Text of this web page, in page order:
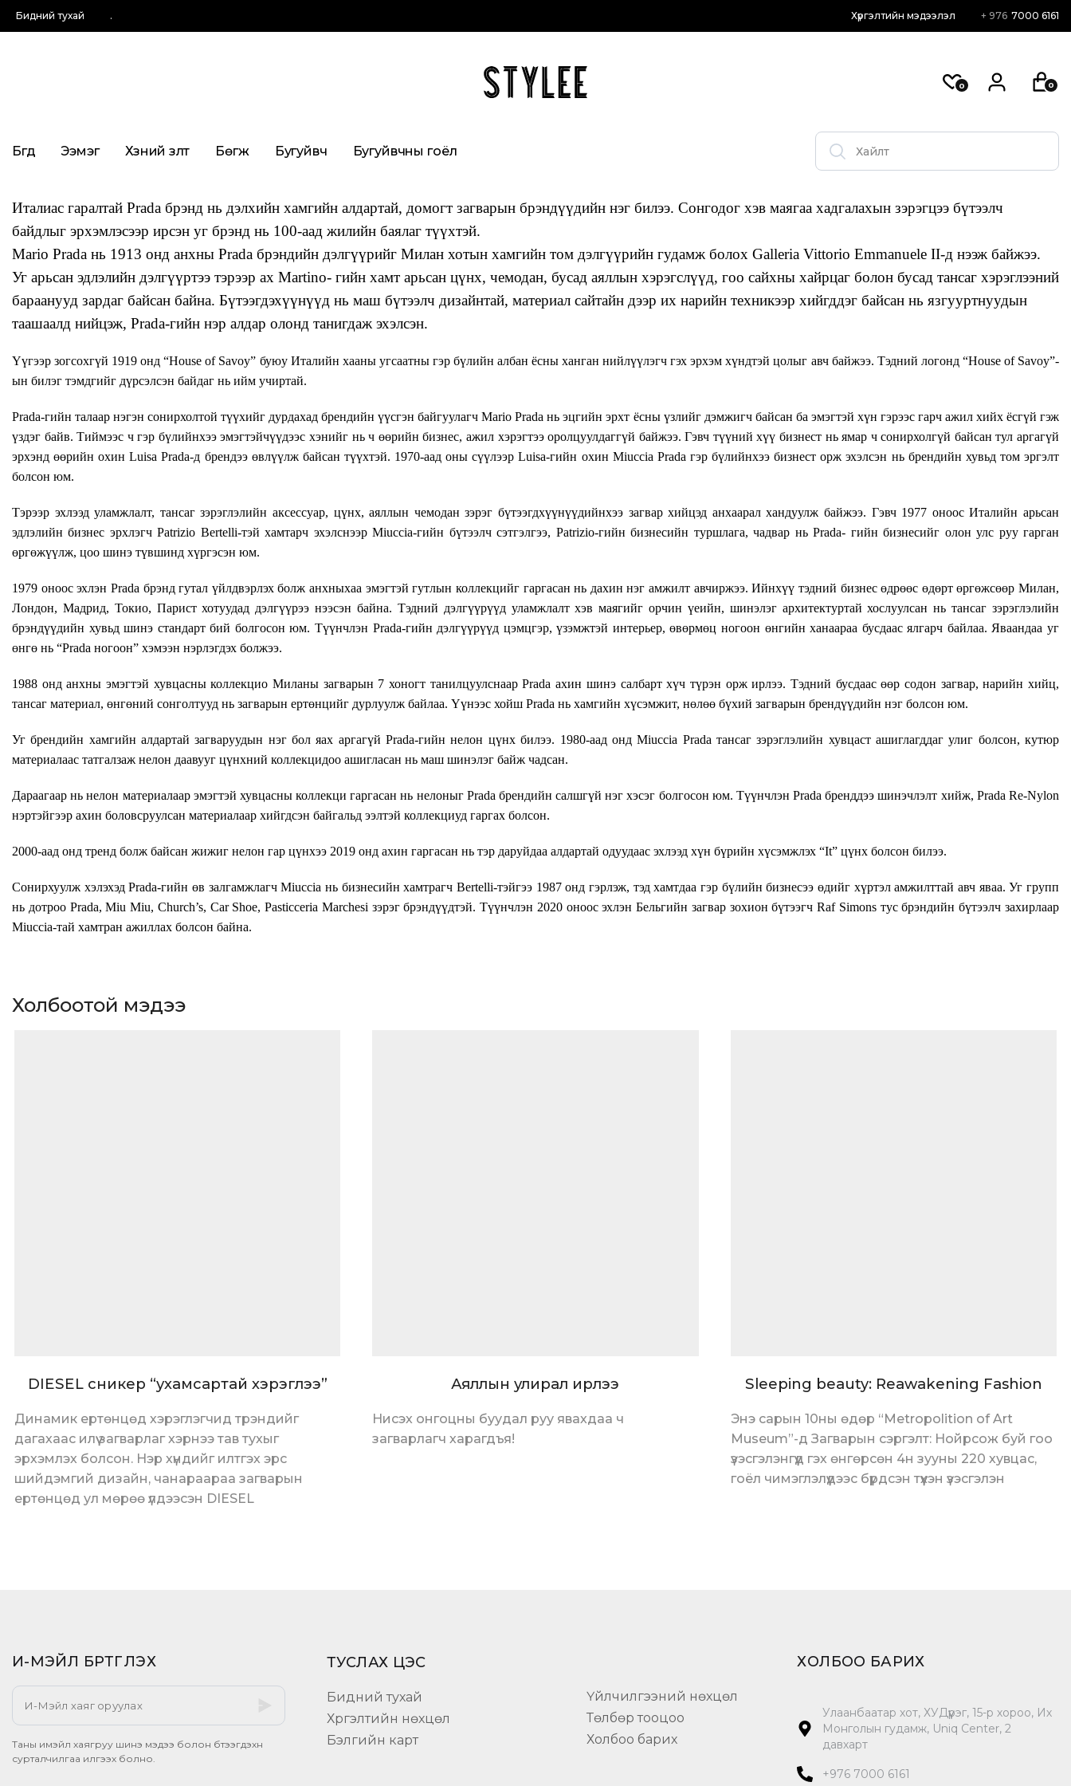
Бидний тухай . Хүргэлтийн мэдээлэл + 976 7000 6161
0 0
Бүгд Ээмэг Хүзүүний зүүлт Бөгж Бугуйвч Бугуйвчны гоёл
Италиас гаралтай Prada брэнд нь дэлхийн хамгийн алдартай, домогт загварын брэндүүдийн нэг билээ. Сонгодог хэв маягаа хадгалахын зэрэгцээ бүтээлч
байдлыг эрхэмлэсээр ирсэн уг брэнд нь 100-аад жилийн баялаг түүхтэй.
Mario Prada нь 1913 онд анхны Prada брэндийн дэлгүүрийг Милан хотын хамгийн том дэлгүүрийн гудамж болох Galleria Vittorio Emmanuele II-д нээж байжээ.
Уг арьсан эдлэлийн дэлгүүртээ тэрээр ах Martino- гийн хамт арьсан цүнх, чемодан, бусад аяллын хэрэгслүүд, гоо сайхны хайрцаг болон бусад тансаг хэрэглээний
бараанууд зардаг байсан байна. Бүтээгдэхүүнүүд нь маш бүтээлч дизайнтай, материал сайтайн дээр их нарийн техникээр хийгддэг байсан нь язгууртнуудын
таашаалд нийцэж, Prada-гийн нэр алдар олонд танигдаж эхэлсэн.
Үүгээр зогсохгүй 1919 онд “House of Savoy” буюу Италийн хааны угсаатны гэр бүлийн албан ёсны ханган нийлүүлэгч гэх эрхэм хүндтэй цолыг авч байжээ. Тэдний логонд “House of Savoy”-
ын билэг тэмдгийг дүрсэлсэн байдаг нь ийм учиртай.
Prada-гийн талаар нэгэн сонирхолтой түүхийг дурдахад брендийн үүсгэн байгуулагч Mario Prada нь эцгийн эрхт ёсны үзлийг дэмжигч байсан ба эмэгтэй хүн гэрээс гарч ажил хийх ёсгүй гэж
үздэг байв. Тиймээс ч гэр бүлийнхээ эмэгтэйчүүдээс хэнийг нь ч өөрийн бизнес, ажил хэрэгтээ оролцуулдаггүй байжээ. Гэвч түүний хүү бизнест нь ямар ч сонирхолгүй байсан тул аргагүй
эрхэнд өөрийн охин Luisa Prada-д брендээ өвлүүлж байсан түүхтэй. 1970-аад оны сүүлээр Luisa-гийн охин Miuccia Prada гэр бүлийнхээ бизнест орж эхэлсэн нь брендийн хувьд том эргэлт
болсон юм.
Тэрээр эхлээд уламжлалт, тансаг зэрэглэлийн аксессуар, цүнх, аяллын чемодан зэрэг бүтээгдхүүнүүдийнхээ загвар хийцэд анхаарал хандуулж байжээ. Гэвч 1977 оноос Италийн арьсан
эдлэлийн бизнес эрхлэгч Patrizio Bertelli-тэй хамтарч эхэлснээр Miuccia-гийн бүтээлч сэтгэлгээ, Patrizio-гийн бизнесийн туршлага, чадвар нь Prada- гийн бизнесийг олон улс руу гарган
өргөжүүлж, цоо шинэ түвшинд хүргэсэн юм.
1979 оноос эхлэн Prada брэнд гутал үйлдвэрлэх болж анхныхаа эмэгтэй гутлын коллекцийг гаргасан нь дахин нэг амжилт авчиржээ. Ийнхүү тэдний бизнес өдрөөс өдөрт өргөжсөөр Милан,
Лондон, Мадрид, Токио, Парист хотуудад дэлгүүрээ нээсэн байна. Тэдний дэлгүүрүүд уламжлалт хэв маягийг орчин үеийн, шинэлэг архитектуртай хослуулсан нь тансаг зэрэглэлийн
брэндүүдийн хувьд шинэ стандарт бий болгосон юм. Түүнчлэн Prada-гийн дэлгүүрүүд цэмцгэр, үзэмжтэй интерьер, өвөрмөц ногоон өнгийн ханаараа бусдаас ялгарч байлаа. Яваандаа уг
өнгө нь “Prada ногоон” хэмээн нэрлэгдэх болжээ.
1988 онд анхны эмэгтэй хувцасны коллекцио Миланы загварын 7 хоногт танилцуулснаар Prada ахин шинэ салбарт хүч түрэн орж ирлээ. Тэдний бусдаас өөр содон загвар, нарийн хийц,
тансаг материал, өнгөний сонголтууд нь загварын ертөнцийг дурлуулж байлаа. Үүнээс хойш Prada нь хамгийн хүсэмжит, нөлөө бүхий загварын брендүүдийн нэг болсон юм.
Уг брендийн хамгийн алдартай загваруудын нэг бол яах аргагүй Prada-гийн нелон цүнх билээ. 1980-аад онд Miuccia Prada тансаг зэрэглэлийн хувцаст ашиглагддаг улиг болсон, кутюр
материалаас татгалзаж нелон даавууг цүнхний коллекцидоо ашигласан нь маш шинэлэг байж чадсан.
Дараагаар нь нелон материалаар эмэгтэй хувцасны коллекци гаргасан нь нелоныг Prada брендийн салшгүй нэг хэсэг болгосон юм. Түүнчлэн Prada бренддээ шинэчлэлт хийж, Prada Re-Nylon
нэртэйгээр ахин боловсруулсан материалаар хийгдсэн байгальд ээлтэй коллекциуд гаргах болсон.
2000-аад онд тренд болж байсан жижиг нелон гар цүнхээ 2019 онд ахин гаргасан нь тэр даруйдаа алдартай одуудаас эхлээд хүн бүрийн хүсэмжлэх “It” цүнх болсон билээ.
Сонирхуулж хэлэхэд Prada-гийн өв залгамжлагч Miuccia нь бизнесийн хамтрагч Bertelli-тэйгээ 1987 онд гэрлэж, тэд хамтдаа гэр бүлийн бизнесээ өдийг хүртэл амжилттай авч яваа. Уг групп
нь дотроо Prada, Miu Miu, Church’s, Car Shoe, Pasticceria Marchesi зэрэг брэндүүдтэй. Түүнчлэн 2020 оноос эхлэн Бельгийн загвар зохион бүтээгч Raf Simons тус брэндийн бүтээлч захирлаар
Miuccia-тай хамтран ажиллах болсон байна.
Холбоотой мэдээ
DIESEL сникер “ухамсартай хэрэглээ”
Динамик ертөнцөд хэрэглэгчид трэндийг
дагахаас илүү загварлаг хэрнээ тав тухыг
эрхэмлэх болсон. Нэр хүндийг илтгэх эрс
шийдэмгий дизайн, чанараараа загварын
ертөнцөд ул мөрөө үлдээсэн DIESEL
Аяллын улирал ирлээ
Нисэх онгоцны буудал руу явахдаа ч
загварлагч харагдъя!
Sleeping beauty: Reawakening Fashion
Энэ сарын 10ны өдөр “Metropolition of Art
Museum”-д Загварын сэргэлт: Нойрсож буй гоо
үзэсгэлэнгүүд гэх өнгөрсөн 4н зууны 220 хувцас,
гоёл чимэглэлүүдээс бүрдсэн түүхэн үзэсгэлэн
И-МЭЙЛ БҮРТГҮҮЛЭХ​
Таны имэйл хаягруу шинэ мэдээ болон бүтээгдэхүүн
сурталчилгаа илгээх болно.
ТУСЛАХ ЦЭС
Бидний тухай
Хүргэлтийн нөхцөл
Бэлгийн карт
Үйлчилгээний нөхцөл
Төлбөр тооцоо
Холбоо барих
ХОЛБОО БАРИХ
Улаанбаатар хот, ХУДүүрэг, 15-р хороо, Их
Монголын гудамж, Uniq Center, 2
давхарт
+976 7000 6161